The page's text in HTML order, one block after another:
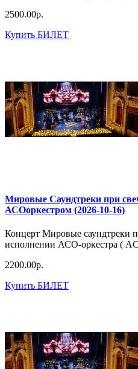
2500.00р.
Купить БИЛЕТ
Мировые Саундтреки при
АСОоркестром (2026-10-16)
Концерт Мировые саундтреки
исполнении АСО-оркестра (
2200.00р.
Купить БИЛЕТ